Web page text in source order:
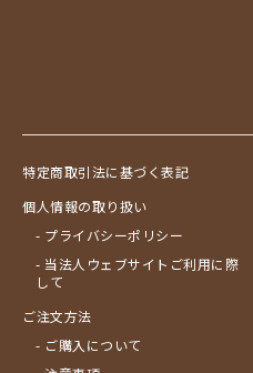
特定商取引法に基づく表記
個人情報の取り扱い
- プライバシーポリシー
- 当法人ウェブサイトご利用に際
して
ご注文方法
- ご購入について